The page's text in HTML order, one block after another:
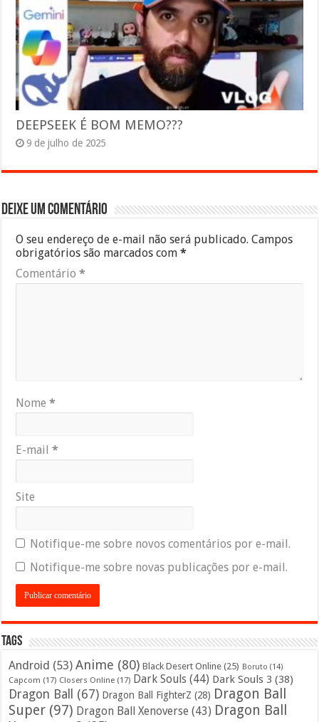
DEEPSEEK É BOM MEMO???
9 de julho de 2025
Deixe um comentário
O seu endereço de e-mail não será publicado. Campos
obrigatórios são marcados com*
Comentário*
Nome*
E-mail*
Site
Notifique-me sobre novos comentários por e-mail.
Notifique-me sobre novas publicações por e-mail.
Tags
Android (53) Anime (80) Black Desert Online (25) Boruto (14)
Capcom (17) Closers Online (17) Dark Souls (44) Dark Souls 3 (38)
Dragon Ball (67) Dragon Ball FighterZ (28) Dragon Ball
Super (97) Dragon Ball Xenoverse (43) Dragon Ball